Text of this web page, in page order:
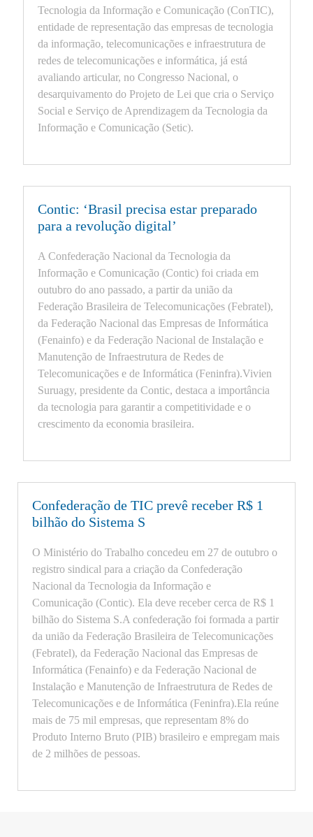
Tecnologia da Informação e Comunicação (ConTIC),
entidade de representação das empresas de tecnologia
da informação, telecomunicações e infraestrutura de
redes de telecomunicações e informática, já está
avaliando articular, no Congresso Nacional, o
desarquivamento do Projeto de Lei que cria o Serviço
Social e Serviço de Aprendizagem da Tecnologia da
Informação e Comunicação (Setic).
Contic: ‘Brasil precisa estar preparado
para a revolução digital’
A Confederação Nacional da Tecnologia da
Informação e Comunicação (Contic) foi criada em
outubro do ano passado, a partir da união da
Federação Brasileira de Telecomunicações (Febratel),
da Federação Nacional das Empresas de Informática
(Fenainfo) e da Federação Nacional de Instalação e
Manutenção de Infraestrutura de Redes de
Telecomunicações e de Informática (Feninfra).Vivien
Suruagy, presidente da Contic, destaca a importância
da tecnologia para garantir a competitividade e o
crescimento da economia brasileira.
Confederação de TIC prevê receber R$ 1
bilhão do Sistema S
O Ministério do Trabalho concedeu em 27 de outubro o
registro sindical para a criação da Confederação
Nacional da Tecnologia da Informação e
Comunicação (Contic). Ela deve receber cerca de R$ 1
bilhão do Sistema S.A confederação foi formada a partir
da união da Federação Brasileira de Telecomunicações
(Febratel), da Federação Nacional das Empresas de
Informática (Fenainfo) e da Federação Nacional de
Instalação e Manutenção de Infraestrutura de Redes de
Telecomunicações e de Informática (Feninfra).Ela reúne
mais de 75 mil empresas, que representam 8% do
Produto Interno Bruto (PIB) brasileiro e empregam mais
de 2 milhões de pessoas.